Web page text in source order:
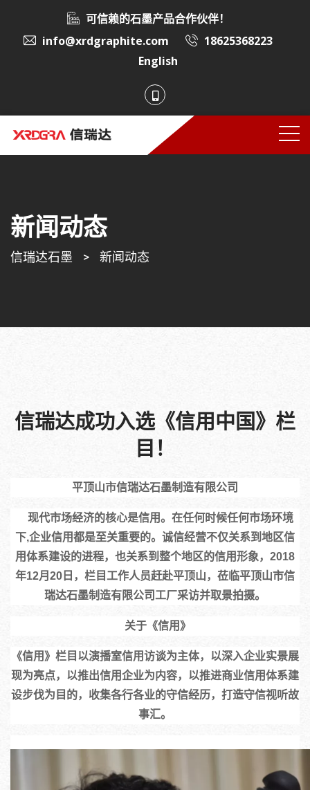
可信赖的石墨产品合作伙伴！
info@xrdgraphite.com
18625368223
English
新闻动态
信瑞达石墨 > 新闻动态
信瑞达成功入选《信用中国》栏
目！
平顶山市信瑞达石墨制造有限公司
现代市场经济的核心是信用。在任何时候任何市场环境
下,企业信用都是至关重要的。诚信经营不仅关系到地区信
用体系建设的进程，也关系到整个地区的信用形象，2018
年12月20日，栏目工作人员赶赴平顶山，莅临平顶山市信
瑞达石墨制造有限公司工厂采访并取景拍摄。
关于《信用》
《信用》栏目以演播室信用访谈为主体，以深入企业实景展
现为亮点，以推出信用企业为内容，以推进商业信用体系建
设步伐为目的，收集各行各业的守信经历，打造守信视听故
事汇。